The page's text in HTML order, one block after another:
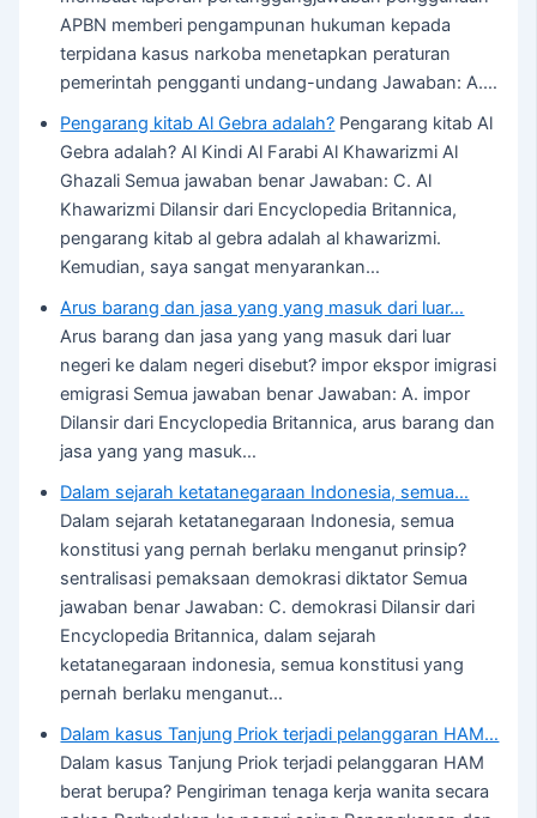
APBN memberi pengampunan hukuman kepada
terpidana kasus narkoba menetapkan peraturan
pemerintah pengganti undang-undang Jawaban: A.…
Pengarang kitab Al Gebra adalah? Pengarang kitab Al
Gebra adalah? Al Kindi Al Farabi Al Khawarizmi Al
Ghazali Semua jawaban benar Jawaban: C. Al
Khawarizmi Dilansir dari Encyclopedia Britannica,
pengarang kitab al gebra adalah al khawarizmi.
Kemudian, saya sangat menyarankan…
Arus barang dan jasa yang yang masuk dari luar…
Arus barang dan jasa yang yang masuk dari luar
negeri ke dalam negeri disebut? impor ekspor imigrasi
emigrasi Semua jawaban benar Jawaban: A. impor
Dilansir dari Encyclopedia Britannica, arus barang dan
jasa yang yang masuk…
Dalam sejarah ketatanegaraan Indonesia, semua…
Dalam sejarah ketatanegaraan Indonesia, semua
konstitusi yang pernah berlaku menganut prinsip?
sentralisasi pemaksaan demokrasi diktator Semua
jawaban benar Jawaban: C. demokrasi Dilansir dari
Encyclopedia Britannica, dalam sejarah
ketatanegaraan indonesia, semua konstitusi yang
pernah berlaku menganut…
Dalam kasus Tanjung Priok terjadi pelanggaran HAM…
Dalam kasus Tanjung Priok terjadi pelanggaran HAM
berat berupa? Pengiriman tenaga kerja wanita secara